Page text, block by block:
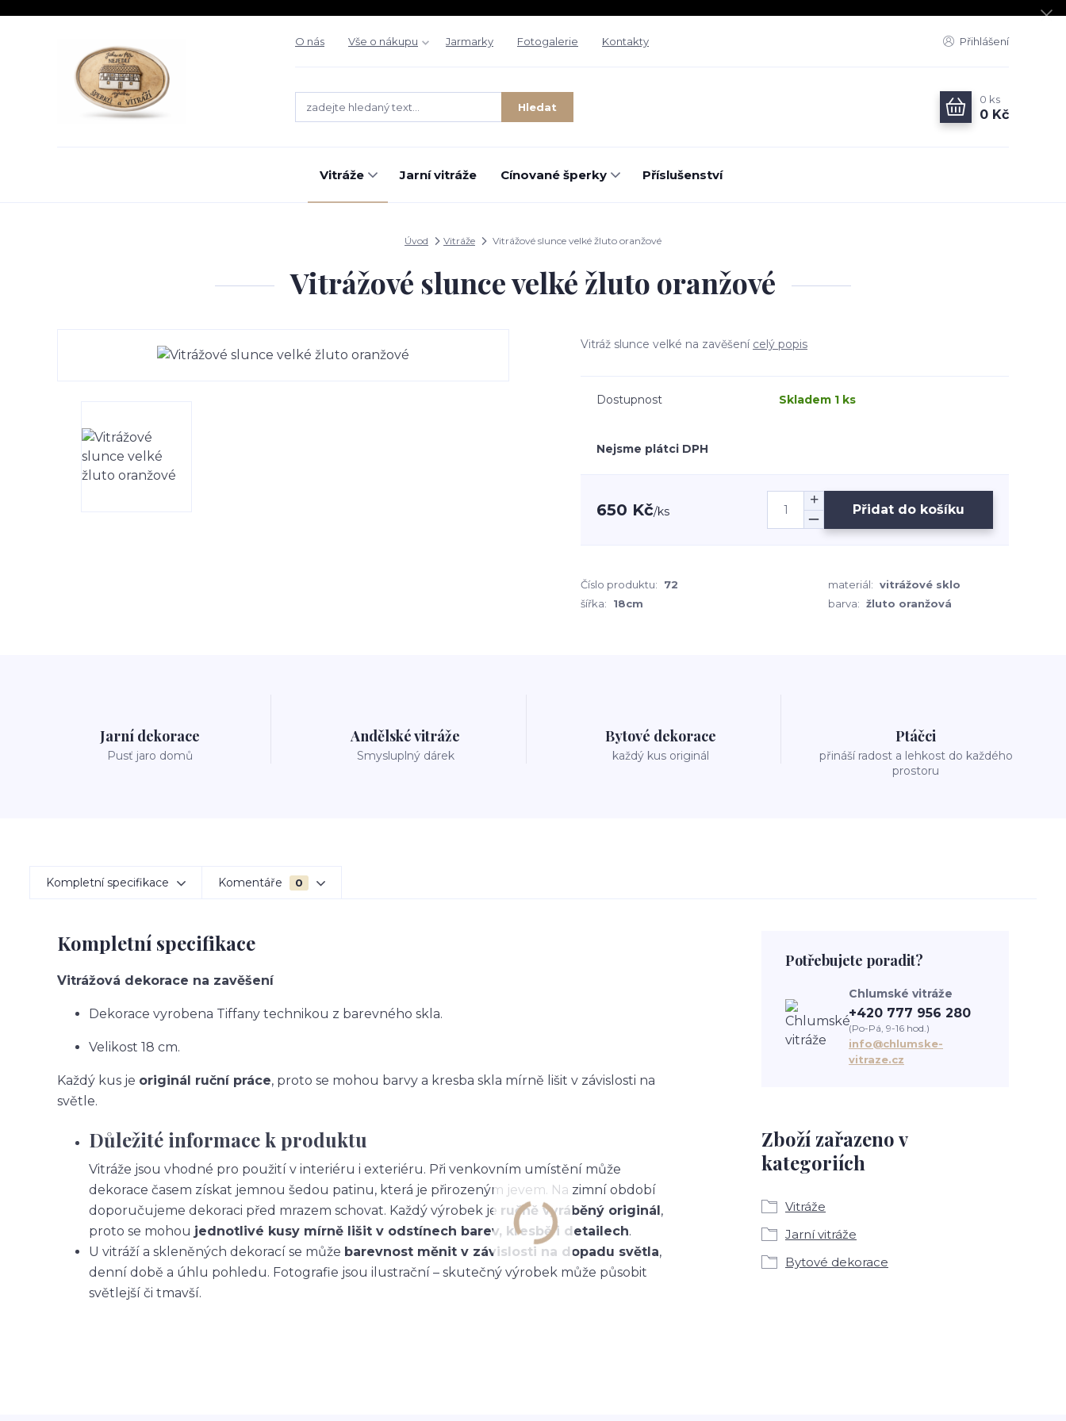
O nás Vše o nákupu Jarmarky Fotogalerie Kontakty Přihlášení
Hledat
0 ks
0 Kč
Vitráže Jarní vitráže Cínované šperky Příslušenství
Úvod Vitráže Vitrážové slunce velké žluto oranžové
Vitrážové slunce velké žluto oranžové
Vitráž slunce velké na zavěšení celý popis
Dostupnost Skladem 1 ks
Nejsme plátci DPH
650 Kč/ks Přidat do košíku
Číslo produktu: 72 materiál: vitrážové sklo
šířka:
18cm barva: žluto oranžová
Jarní dekorace
Pusť jaro domů
Andělské vitráže
Smysluplný dárek
Bytové dekorace
každý kus originál
Ptáčci
přináší radost a lehkost do každého
prostoru
Kompletní specifikace Komentáře 0
Kompletní specifikace
Vitrážová dekorace na zavěšení
Dekorace vyrobena Tiffany technikou z barevného skla.
Velikost 18 cm.
Každý kus je originál ruční práce, proto se mohou barvy a kresba skla mírně lišit v závislosti na
světle.
Důležité informace k produktu
Vitráže jsou vhodné pro použití v interiéru i exteriéru. Při venkovním umístění může
dekorace časem získat jemnou šedou patinu, která je přirozeným jevem. Na zimní období
doporučujeme dekoraci před mrazem schovat. Každý výrobek je ručně vyráběný originál,
proto se mohou jednotlivé kusy mírně lišit v odstínech barev, kresbě i detailech.
U vitráží a skleněných dekorací se může barevnost měnit v závislosti na dopadu světla,
denní době a úhlu pohledu. Fotografie jsou ilustrační – skutečný výrobek může působit
světlejší či tmavší.
Zboží zařazeno v
kategoriích
Vitráže
Jarní vitráže
Bytové dekorace
Potřebujete poradit?
Chlumské vitráže
+420 777 956 280
(Po-Pá, 9-16 hod.)
info@chlumske-
vitraze.cz